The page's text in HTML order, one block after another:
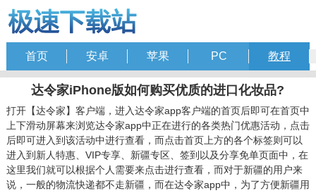
首页 安卓 苹果 PC 教程
达令家iPhone版如何购买优质的进口化妆品?
打开【达令家】客户端，进入达令家app客户端的首页后即可在首页中
上下滑动屏幕来浏览达令家app中正在进行的各类热门优惠活动，点击
后即可进入到该活动中进行查看，而点击首页上方的各个标签则可以
进入到新人特惠、VIP专享、新疆专区、签到以及分享免单页面中，在
这里我们就可以根据个人需要来点击进行查看，而对于新疆的用户来
说，一般的物流快递都不走新疆，而在达令家app中，为了方便新疆用